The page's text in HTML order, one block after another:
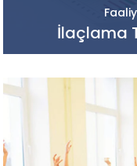
İlaçlama